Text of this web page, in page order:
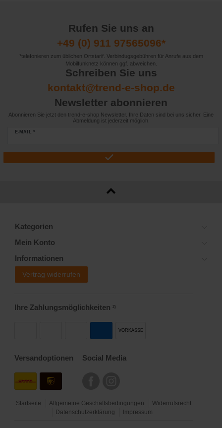
Rufen Sie uns an
+49 (0) 911 97565096*
*telefonieren zum üblichen Ortstarif. Verbindugsgebühren für Anrufe aus dem
Mobilfunknetz können ggf. abweichen.
Schreiben Sie uns
kontakt@trend-e-shop.de
Newsletter abonnieren
Abonnieren Sie jetzt den trend-e-shop Newsletter. Ihre Daten sind bei uns sicher. Eine
Abmeldung ist jederzeit möglich.
E-MAIL *
Kategorien
Mein Konto
Informationen
Vertrag widerrufen
Ihre Zahlungsmöglichkeiten 2)
VORKASSE
Versandoptionen Social Media
Startseite Allgemeine Geschäftsbedingungen
Widerrufsrecht
Datenschutzerklärung
Impressum